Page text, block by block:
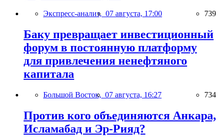
Экспресс-анализ, 07 августа, 17:00 739
Баку превращает инвестиционный
форум в постоянную платформу
для привлечения ненефтяного
капитала
Большой Восток, 07 августа, 16:27 734
Против кого объединяются Анкара,
Исламабад и Эр-Рияд?